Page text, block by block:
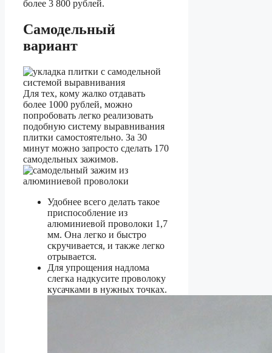
более 3 800 рублей.
Самодельный
вариант
Для тех, кому жалко отдавать
более 1000 рублей, можно
попробовать легко реализовать
подобную систему выравнивания
плитки самостоятельно. За 30
минут можно запросто сделать 170
самодельных зажимов.
Удобнее всего делать такое
приспособление из
алюминиевой проволоки 1,7
мм. Она легко и быстро
скручивается, и также легко
отрывается.
Для упрощения надлома
слегка надкусите проволоку
кусачками в нужных точках.